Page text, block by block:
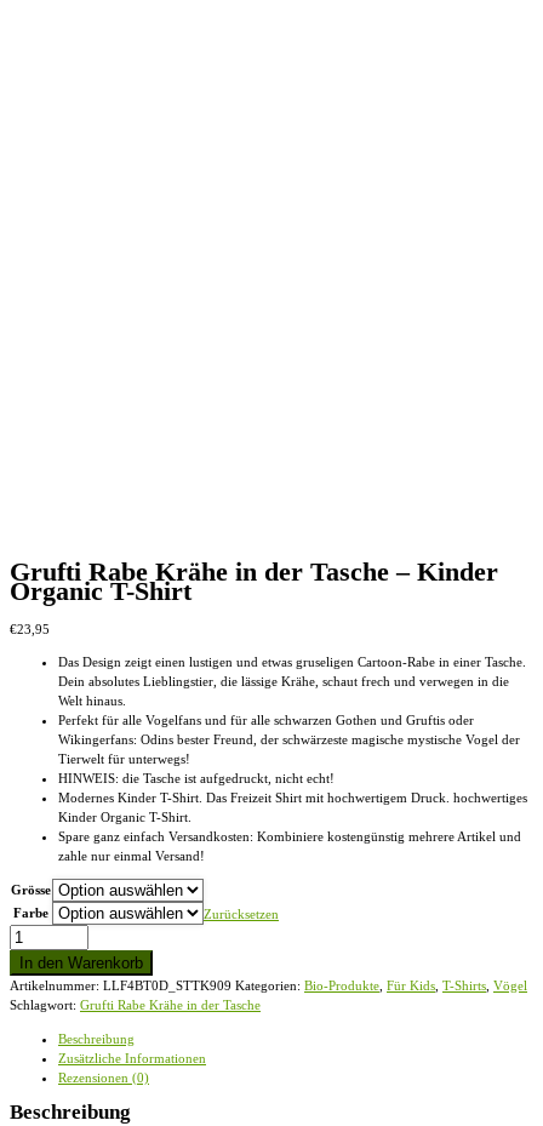
Grufti Rabe Krähe in der Tasche – Kinder
Organic T-Shirt
€23,95
Das Design zeigt einen lustigen und etwas gruseligen Cartoon-Rabe in einer Tasche.
Dein absolutes Lieblingstier, die lässige Krähe, schaut frech und verwegen in die
Welt hinaus.
Perfekt für alle Vogelfans und für alle schwarzen Gothen und Gruftis oder
Wikingerfans: Odins bester Freund, der schwärzeste magische mystische Vogel der
Tierwelt für unterwegs!
HINWEIS: die Tasche ist aufgedruckt, nicht echt!
Modernes Kinder T-Shirt. Das Freizeit Shirt mit hochwertigem Druck. hochwertiges
Kinder Organic T-Shirt.
Spare ganz einfach Versandkosten: Kombiniere kostengünstig mehrere Artikel und
zahle nur einmal Versand!
Grösse
Farbe
Zurücksetzen
Grufti
Rabe
Krähe
in
der
T-
In den Warenkorb
Artikelnummer: LLF4BT0D_STTK909 Kategorien: Bio-Produkte Für Kids T-Shirts Vögel
Schlagwort: Grufti Rabe Krähe in der Tasche
Beschreibung
Zusätzliche Informationen
Rezensionen (0)
Beschreibung